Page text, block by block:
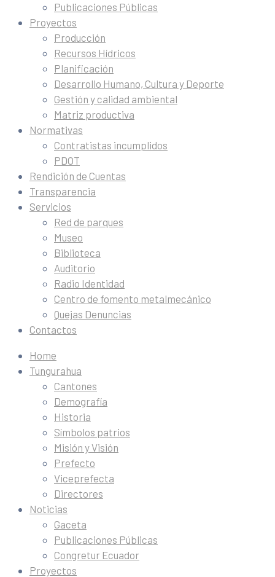
Publicaciones Públicas
Proyectos
Producción
Recursos Hídricos
Planificación
Desarrollo Humano, Cultura y Deporte
Gestión y calidad ambiental
Matriz productiva
Normativas
Contratistas incumplidos
PDOT
Rendición de Cuentas
Transparencia
Servicios
Red de parques
Museo
Biblioteca
Auditorio
Radio Identidad
Centro de fomento metalmecánico
Quejas Denuncias
Contactos
Home
Tungurahua
Cantones
Demografía
Historia
Símbolos patrios
Misión y Visión
Prefecto
Viceprefecta
Directores
Noticias
Gaceta
Publicaciones Públicas
Congretur Ecuador
Proyectos